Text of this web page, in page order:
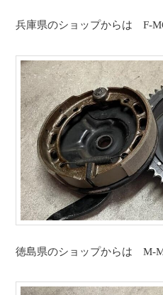
兵庫県のショップからは F-
徳島県のショップからは M-